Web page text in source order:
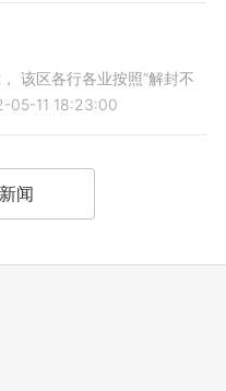
该区各行各业按照“解封不
05-11 18:23:00
闻